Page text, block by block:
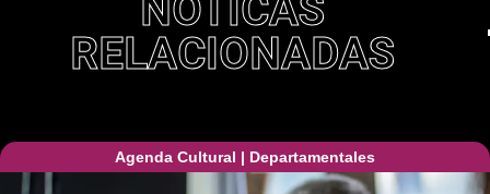
RELACIONADAS
Agenda Cultural | Departamentales